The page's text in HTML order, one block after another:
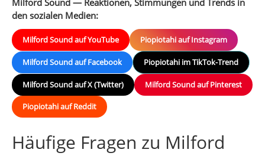
Milford Sound — Reaktionen, Stimmungen und Trends in
den sozialen Medien:
Milford Sound auf YouTube Piopiotahi auf Instagram
Milford Sound auf Facebook Piopiotahi im TikTok-Trend
Milford Sound auf X (Twitter) Milford Sound auf Pinterest
Piopiotahi auf Reddit
Häufige Fragen zu Milford